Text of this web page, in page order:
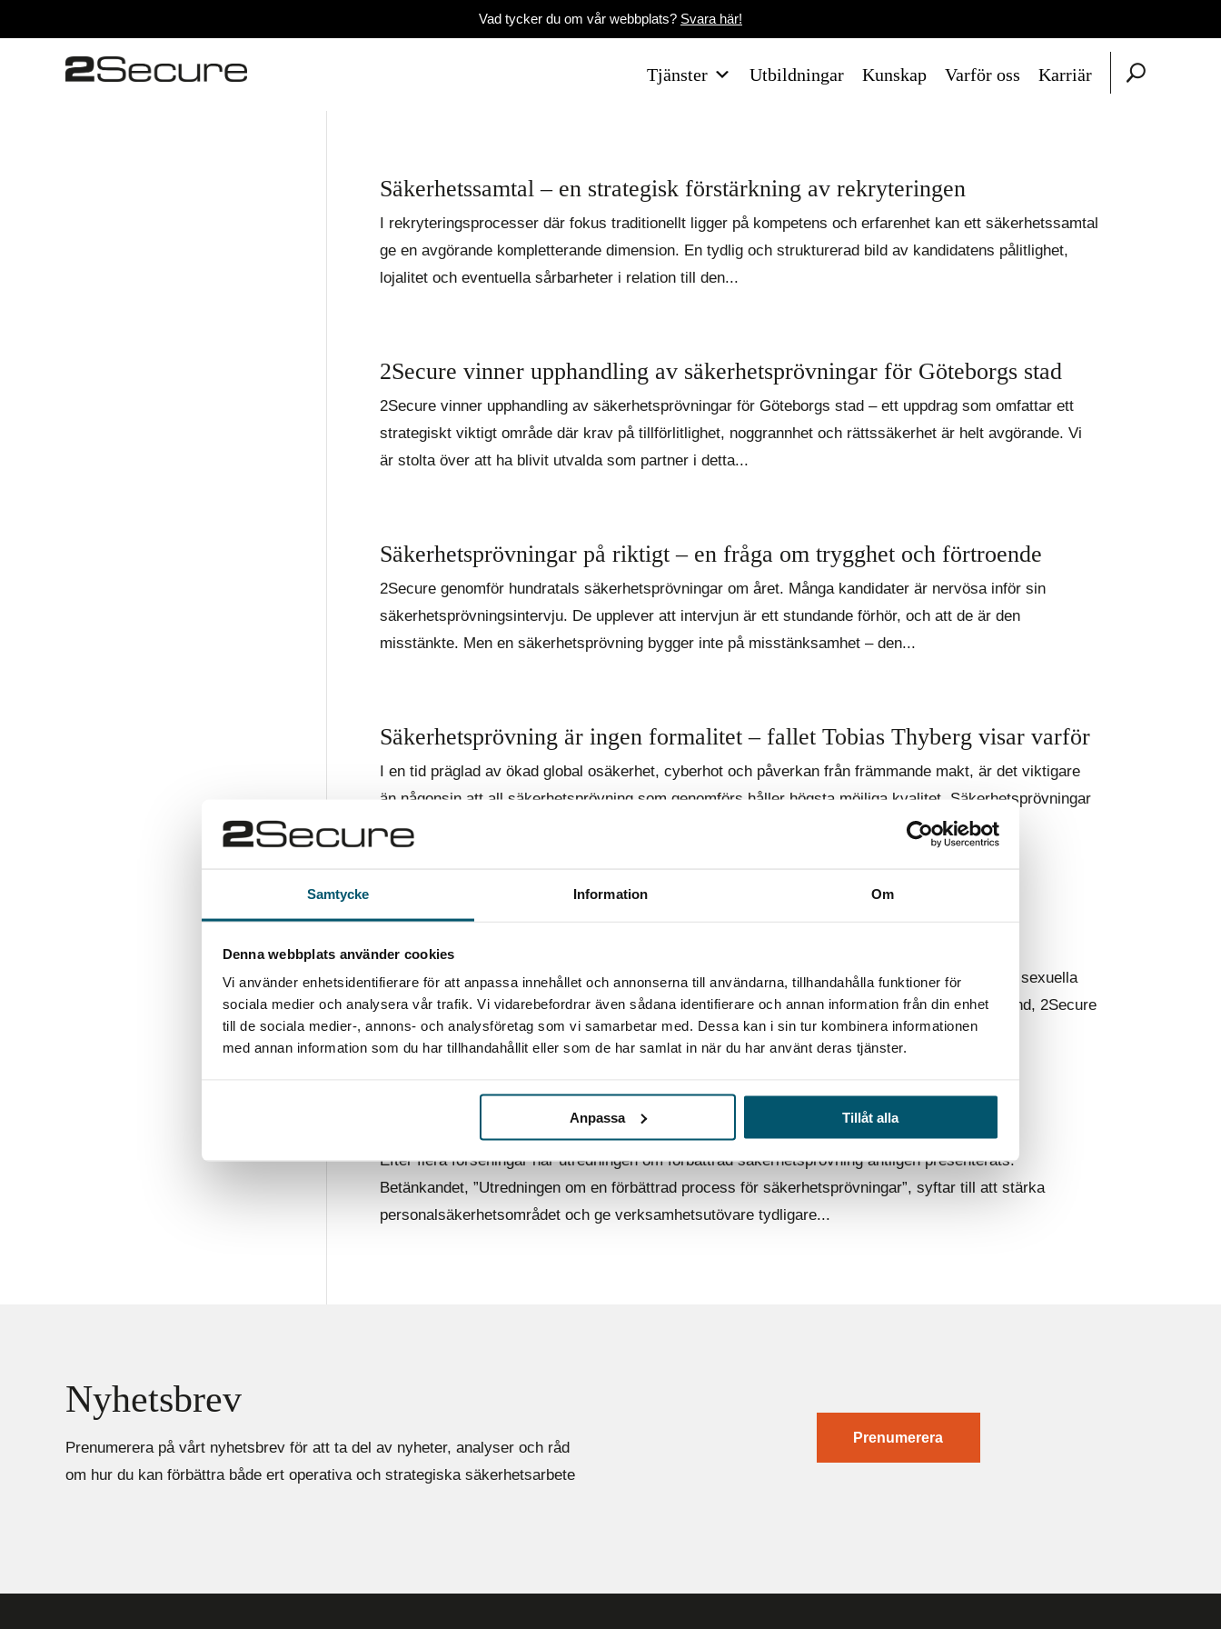
Samtycke Information Om
Denna webbplats använder cookies
Vi använder enhetsidentifierare för att anpassa innehållet och annonserna till användarna, tillhandahålla funktioner för
sociala medier och analysera vår trafik. Vi vidarebefordrar även sådana identifierare och annan information från din enhet
till de sociala medier-, annons- och analysföretag som vi samarbetar med. Dessa kan i sin tur kombinera informationen
med annan information som du har tillhandahållit eller som de har samlat in när du har använt deras tjänster.
Anpassa Tillåt alla
Vad tycker du om vår webbplats? Svara här!
Tjänster Utbildningar Kunskap Varför oss Karriär
Säkerhetssamtal – en strategisk förstärkning av rekryteringen
I rekryteringsprocesser där fokus traditionellt ligger på kompetens och erfarenhet kan ett säkerhetssamtal
ge en avgörande kompletterande dimension. En tydlig och strukturerad bild av kandidatens pålitlighet,
lojalitet och eventuella sårbarheter i relation till den...
2Secure vinner upphandling av säkerhetsprövningar för Göteborgs stad
2Secure vinner upphandling av säkerhetsprövningar för Göteborgs stad – ett uppdrag som omfattar ett
strategiskt viktigt område där krav på tillförlitlighet, noggrannhet och rättssäkerhet är helt avgörande. Vi
är stolta över att ha blivit utvalda som partner i detta...
Säkerhetsprövningar på riktigt – en fråga om trygghet och förtroende
2Secure genomför hundratals säkerhetsprövningar om året. Många kandidater är nervösa inför sin
säkerhetsprövningsintervju. De upplever att intervjun är ett stundande förhör, och att de är den
misstänkte. Men en säkerhetsprövning bygger inte på misstänksamhet – den...
Säkerhetsprövning är ingen formalitet – fallet Tobias Thyberg visar varför
I en tid präglad av ökad global osäkerhet, cyberhot och påverkan från främmande makt, är det viktigare
än någonsin att all säkerhetsprövning som genomförs håller högsta möjliga kvalitet. Säkerhetsprövningar
är inte en byråkratisk formalitet – de är en avgörande...
Hur kunde känsliga bilder på säkerhetsrådgivare undgå
säkerhetsprövningen?
Trots att Tobias Thyberg utsågs till nationell säkerhetsrådgivare nådde uppgifterna om privata, sexuella
bilder aldrig fram till regeringen under säkerhetsprövningen. Säkerhetsrådgivare Johan Åkerlund, 2Secure
förklarar varför. Varför upptäcktes inte känsliga bilder...
Nya regler för säkerhetsprövningar – vad innebär det?
Efter flera förseningar har utredningen om förbättrad säkerhetsprövning äntligen presenterats.
Betänkandet, ”Utredningen om en förbättrad process för säkerhetsprövningar”, syftar till att stärka
personalsäkerhetsområdet och ge verksamhetsutövare tydligare...
Nyhetsbrev
Prenumerera på vårt nyhetsbrev för att ta del av nyheter, analyser och råd
om hur du kan förbättra både ert operativa och strategiska säkerhetsarbete
Prenumerera